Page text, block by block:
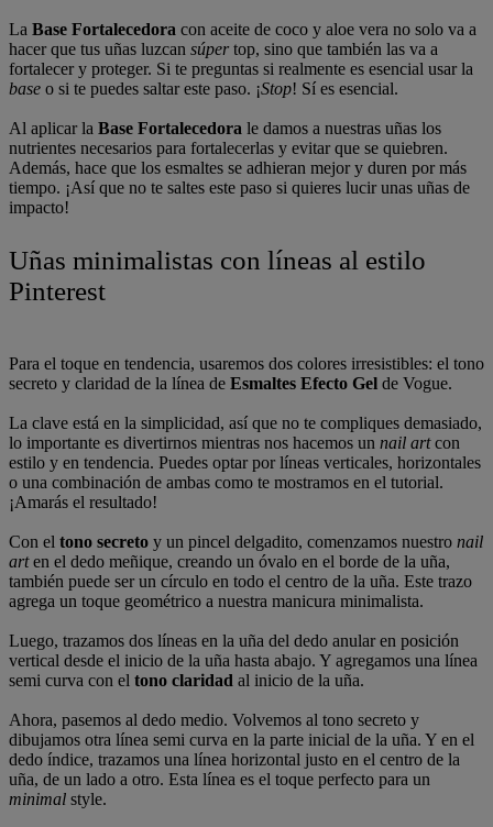
La Base Fortalecedora con aceite de coco y aloe vera no solo va a
hacer que tus uñas luzcan súpertop, sino que también las va a
fortalecer y proteger. Si te preguntas si realmente es esencial usar la
base o si te puedes saltar este paso. ¡Stop! Sí es esencial.
Al aplicar la Base Fortalecedora le damos a nuestras uñas los
nutrientes necesarios para fortalecerlas y evitar que se quiebren.
Además, hace que los esmaltes se adhieran mejor y duren por más
tiempo. ¡Así que no te saltes este paso si quieres lucir unas uñas de
impacto!
Uñas minimalistas con líneas al estilo
Pinterest
Para el toque en tendencia, usaremos dos colores irresistibles: el tono
secreto y claridad de la línea de Esmaltes Efecto Gel de Vogue.
La clave está en la simplicidad, así que no te compliques demasiado,
lo importante es divertirnos mientras nos hacemos un nail artcon
estilo y en tendencia. Puedes optar por líneas verticales, horizontales
o una combinación de ambas como te mostramos en el tutorial.
¡Amarás el resultado!
Con el tono secreto y un pincel delgadito, comenzamos nuestro nail
arten el dedo meñique, creando un óvalo en el borde de la uña,
también puede ser un círculo en todo el centro de la uña. Este trazo
agrega un toque geométrico a nuestra manicura minimalista.
Luego, trazamos dos líneas en la uña del dedo anular en posición
vertical desde el inicio de la uña hasta abajo. Y agregamos una línea
semi curva con el tono claridad al inicio de la uña.
Ahora, pasemos al dedo medio. Volvemos al tono secreto y
dibujamos otra línea semi curva en la parte inicial de la uña. Y en el
dedo índice, trazamos una línea horizontal justo en el centro de la
uña, de un lado a otro. Esta línea es el toque perfecto para un
minimal style.